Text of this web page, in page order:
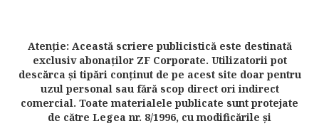
Atenţie: Această scriere publicistică este destinată
exclusiv abonaţilor ZF Corporate. Utilizatorii pot
descărca şi tipări conţinut de pe acest site doar pentru
uzul personal sau fără scop direct ori indirect
comercial. Toate materialele publicate sunt protejate
de către Legea nr. 8/1996, cu modificările şi